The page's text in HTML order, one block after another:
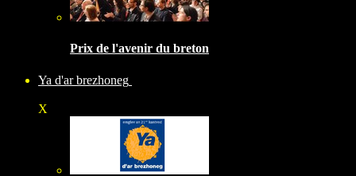
Prix de l'avenir du breton
Ya d'ar brezhoneg
X